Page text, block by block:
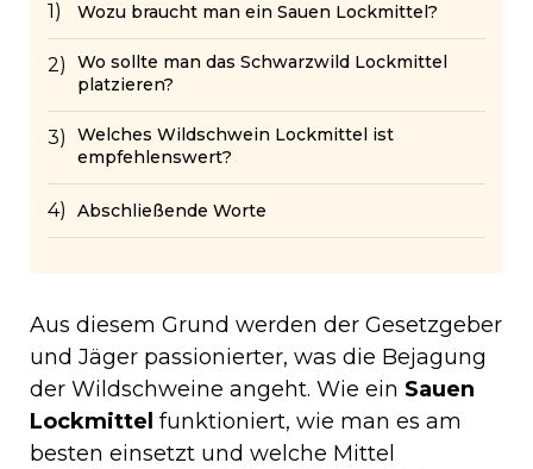
Wozu braucht man ein Sauen Lockmittel?
Wo sollte man das Schwarzwild Lockmittel
platzieren?
Welches Wildschwein Lockmittel ist
empfehlenswert?
Abschließende Worte
Aus diesem Grund werden der Gesetzgeber
und Jäger passionierter, was die Bejagung
der Wildschweine angeht. Wie ein Sauen
Lockmittel funktioniert, wie man es am
besten einsetzt und welche Mittel